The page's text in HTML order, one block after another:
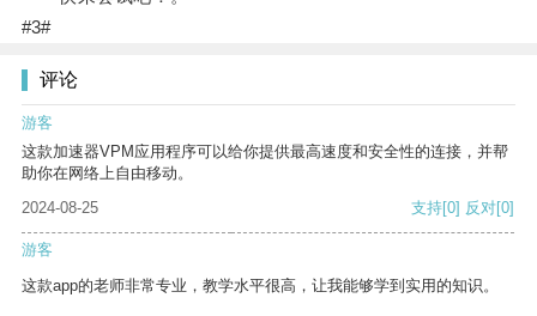
#3#
评论
游客
这款加速器VPM应用程序可以给你提供最高速度和安全性的连接，并帮
助你在网络上自由移动。
2024-08-25
支持[0] 反对[0]
游客
这款app的老师非常专业，教学水平很高，让我能够学到实用的知识。